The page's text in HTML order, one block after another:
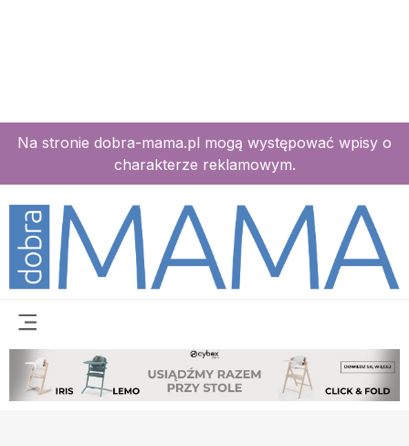
Na stronie dobra-mama.pl mogą występować wpisy o
charakterze reklamowym.